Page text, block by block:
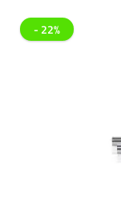
- 22%